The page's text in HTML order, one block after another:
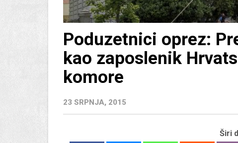
Poduzetnici oprez:
kao zaposlenik
komore
23 SRPNJA, 2015
Širi